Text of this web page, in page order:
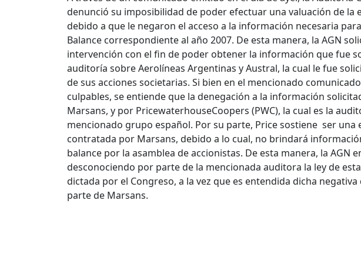
denunció su imposibilidad de poder efectuar una valuación de la
debido a que le negaron el acceso a la información necesaria
Balance correspondiente al año 2007. De esta manera, la AGN
intervención con el fin de poder obtener la información que fue
auditoría sobre Aerolíneas Argentinas y Austral, la cual le fue
de sus acciones societarias. Si bien en el mencionado
culpables, se entiende que la denegación a la información
Marsans, y por PricewaterhouseCoopers (PWC), la cual es la
mencionado grupo español. Por su parte, Price sostiene ser una
contratada por Marsans, debido a lo cual, no brindará
balance por la asamblea de accionistas. De esta manera, la AGN
desconociendo por parte de la mencionada auditora la ley de
dictada por el Congreso, a la vez que es entendida dicha
parte de Marsans.